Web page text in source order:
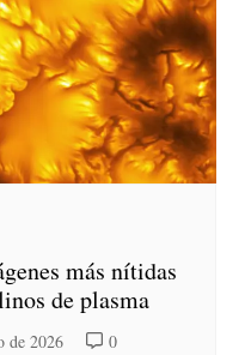
más nítidas
de plasma
de 2026 0